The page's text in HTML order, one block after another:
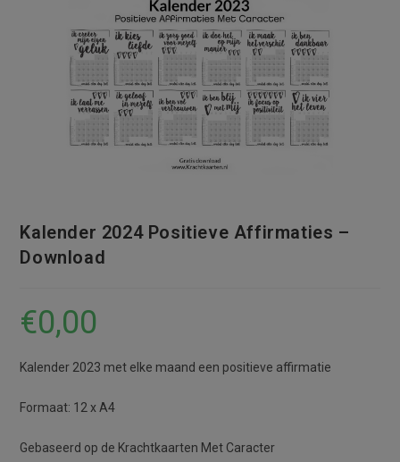
Kalender 2024 Positieve Affirmaties –
Download
€0,00
Kalender 2023 met elke maand een positieve affirmatie
Formaat: 12 x A4
Gebaseerd op de Krachtkaarten Met Caracter